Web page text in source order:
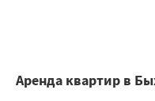
Аренда квартир в